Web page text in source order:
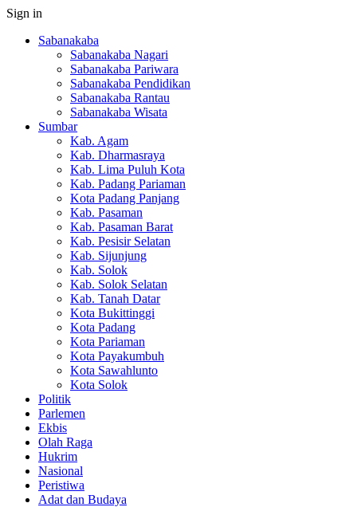
Sign in
Sabanakaba
Sabanakaba Nagari
Sabanakaba Pariwara
Sabanakaba Pendidikan
Sabanakaba Rantau
Sabanakaba Wisata
Sumbar
Kab. Agam
Kab. Dharmasraya
Kab. Lima Puluh Kota
Kab. Padang Pariaman
Kota Padang Panjang
Kab. Pasaman
Kab. Pasaman Barat
Kab. Pesisir Selatan
Kab. Sijunjung
Kab. Solok
Kab. Solok Selatan
Kab. Tanah Datar
Kota Bukittinggi
Kota Padang
Kota Pariaman
Kota Payakumbuh
Kota Sawahlunto
Kota Solok
Politik
Parlemen
Ekbis
Olah Raga
Hukrim
Nasional
Peristiwa
Adat dan Budaya